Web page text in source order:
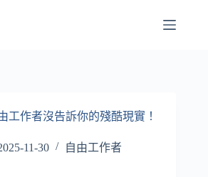
工作者沒告訴你的殘酷現實！
11-30 自由工作者